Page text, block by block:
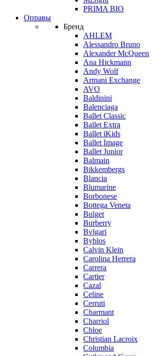
PRIMA BIO
Оправы
Бренд
AHLEM
Alessandro Bruno
Alexander McQueen
Ana Hickmann
Andy Wolf
Armani Exchange
AVO
Baldinini
Balenciaga
Ballet Classic
Ballet Extra
Ballet iKids
Ballet Image
Ballet Junior
Balmain
Bikkembergs
Blancia
Blumarine
Borbonese
Bottega Veneta
Bulget
Burberry
Bvlgari
Byblos
Calvin Klein
Carolina Herrera
Carrera
Cartier
Cazal
Celine
Cerruti
Charmant
Charriol
Chloe
Christian Lacroix
Columbia